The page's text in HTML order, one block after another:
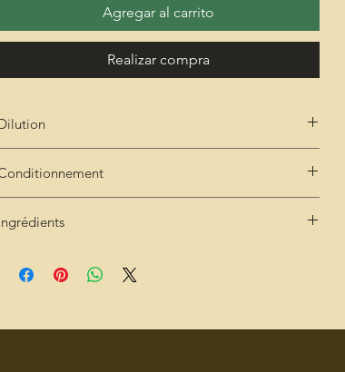
Agregar al carrito
Realizar compra
acide citrique